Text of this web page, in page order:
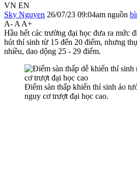
VN EN
Sky Nguyen 26/07/23 09:04am nguồn
A- A A+
Hầu hết các trường đại học đưa ra mức
hút thí sinh từ 15 đến 20 điểm, nhưng
nhiều, dao dộng 25 - 29 điểm.
Điểm sàn thấp khiến thí sinh ảo
nguy cơ trượt đại học cao.